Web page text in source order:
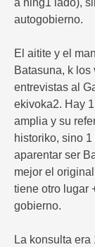
a ning1 lado),
autogobierno.
El aitite y el
Batasuna, k
entrevistas al
ekivoka2. Hay
amplia y su
historiko, sino
aparentar ser
mejor el
tiene otro lugar
gobierno.
La konsulta